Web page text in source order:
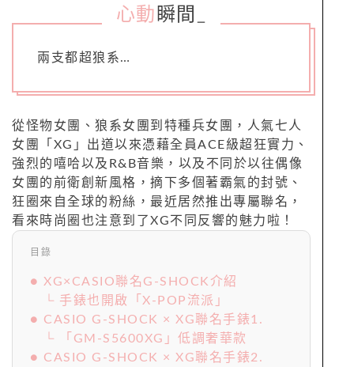
心動 瞬間
兩支都超狼系…
從怪物女團、狼系女團到特種兵女團，人氣七人
女團「XG」出道以來憑藉全員ACE級超狂實力、
強烈的嘻哈以及R&B音樂，以及不同於以往偶像
女團的前衛創新風格，摘下多個著霸氣的封號、
狂圈來自全球的粉絲，最近居然推出專屬聯名，
看來時尚圈也注意到了XG不同反響的魅力啦！
目錄
● XG×CASIO聯名G-SHOCK介紹
└ 手錶也開啟「X-POP流派」
● CASIO G-SHOCK × XG聯名手錶1.
└ 「GM-S5600XG」低調奢華款
● CASIO G-SHOCK × XG聯名手錶2.